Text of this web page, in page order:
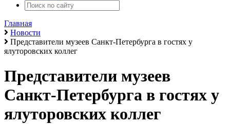
Главная
Новости
Представители музеев Санкт-Петербурга в гостях у
ялуторовских коллег
Представители музеев
Санкт-Петербурга в гостях у
ялуторовских коллег